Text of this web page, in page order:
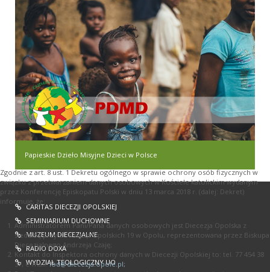
Papieskie Dzieło Misyjne Dzieci w Polsce
CARITAS DIECEZJI OPOLSKIEJ
SEMINIARIUM DUCHOWNE
MUZEUM DIECEZJALNE
RADIO DOXA
WYDZIAŁ TEOLOGICZNY UO
Zgodnie z art. 8 ust. 1 Dekretu ogólnego w sprawie ochrony osób fizycznych w
związku z przetwarzaniem danych osobowych w Kościele katolickim wydanym
przez Konferencję Episkopatu Polski w dniu 13 marca 2018 r. (dalej: Dekret)
informuję, że:
Administratorem Pani/Pana danych osobowych jest Diecezja Opolska z
siedzibą przy ul. Książąt Opolskich 19 w Opolu, reprezentowana przez Biskupa
Diecezjalnego Andrzeja Czaję;
Kontakt do Inspektora ochrony danych w Diecezji Opolskiej to: tel. 77 454 38
37, e-mail:iod@diecezja.opole.pl;